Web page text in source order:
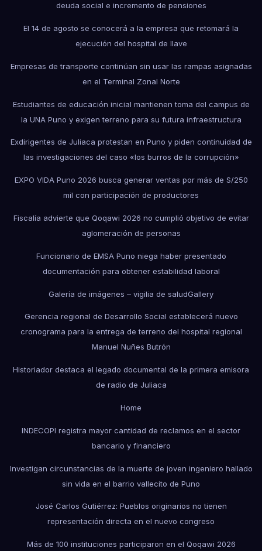
deuda social e incremento de pensiones
El 14 de agosto se conocerá a la empresa que retomará la
ejecución del hospital de Ilave
Empresas de transporte continúan sin usar las rampas asignadas
en el Terminal Zonal Norte
Estudiantes de educación inicial mantienen toma del campus de
la UNA Puno y exigen terreno para su futura infraestructura
Exdirigentes de Juliaca protestan en Puno y piden continuidad de
las investigaciones del caso «los burros de la corrupción»
EXPO VIDA Puno 2026 busca generar ventas por más de S/250
mil con participación de productores
Fiscalía advierte que Qoqawi 2026 no cumplió objetivo de evitar
aglomeración de personas
Funcionario de EMSA Puno niega haber presentado
documentación para obtener estabilidad laboral
Galería de imágenes – vigilia de saludGallery
Gerencia regional de Desarrollo Social establecerá nuevo
cronograma para la entrega de terreno del hospital regional
Manuel Nuñes Butrón
Historiador destaca el legado documental de la primera emisora
de radio de Juliaca
Home
INDECOPI registra mayor cantidad de reclamos en el sector
bancario y financiero
Investigan circunstancias de la muerte de joven ingeniero hallado
sin vida en el barrio vallecito de Puno
José Carlos Gutiérrez: Pueblos originarios no tienen
representación directa en el nuevo congreso
Más de 100 instituciones participaron en el Qoqawi 2026